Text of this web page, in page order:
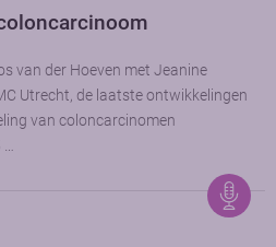
van der Hoeven met Jeanine
Utrecht, de laatste ontwikkelingen
van coloncarcinomen
…